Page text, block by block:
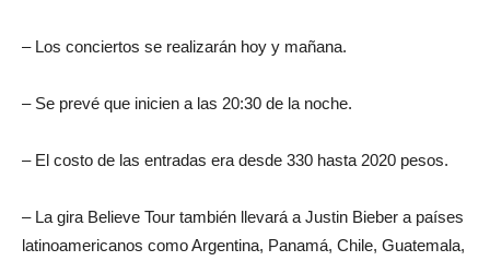
– Los conciertos se realizarán hoy y mañana.
– Se prevé que inicien a las 20:30 de la noche.
– El costo de las entradas era desde 330 hasta 2020 pesos.
– La gira Believe Tour también llevará a Justin Bieber a países
latinoamericanos como Argentina, Panamá, Chile, Guatemala,